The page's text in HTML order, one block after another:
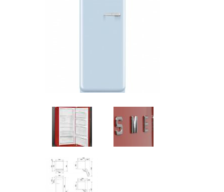
Bellen en belknoppen
Meubelgrepen
Voorraadbakjes
Badkamer